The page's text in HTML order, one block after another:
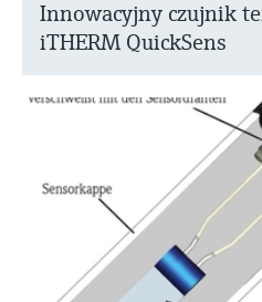
Innowacyjny czujnik
iTHERM QuickSens